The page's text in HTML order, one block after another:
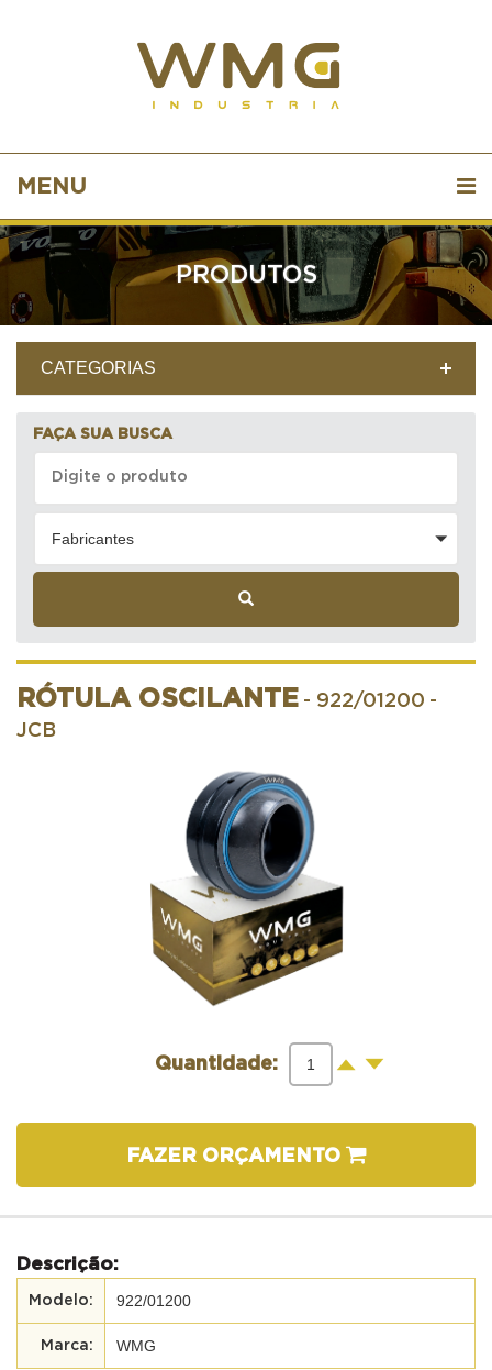
MENU
PRODUTOS
CATEGORIAS
FAÇA SUA BUSCA
Fabricantes
RÓTULA OSCILANTE - 922/01200 -
JCB
Quantidade: + -
FAZER ORÇAMENTO
Descrição:
922/01200
WMG